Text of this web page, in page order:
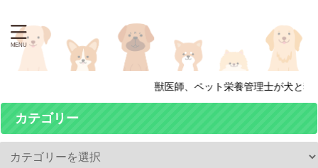
獣医師、ペット栄養管理士が犬と猫
カテゴリー